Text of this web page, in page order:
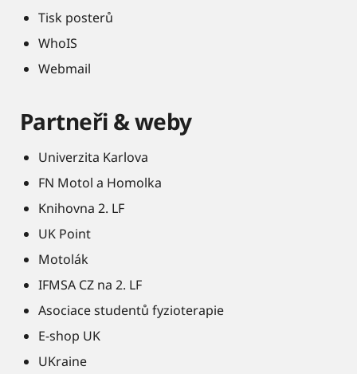
Tisk posterů
WhoIS
Webmail
Partneři & weby
Univerzita Karlova
FN Motol a Homolka
Knihovna 2. LF
UK Point
Motolák
IFMSA CZ na 2. LF
Asociace studentů fyzioterapie
E-shop UK
UKraine